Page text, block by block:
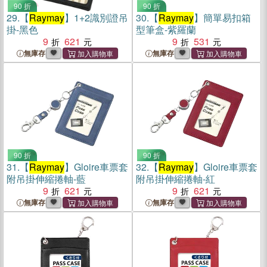
90 折
29. 【Raymay】1+2識別證吊
掛-黑色
9
621
無庫存
90 折
30. 【Raymay】簡單易扣箱
型筆盒-紫羅蘭
9
531
無庫存
90 折
31. 【Raymay】Gloire車票套
附吊掛伸縮捲軸-藍
9
621
無庫存
90 折
32. 【Raymay】Gloire車票套
附吊掛伸縮捲軸-紅
9
621
無庫存